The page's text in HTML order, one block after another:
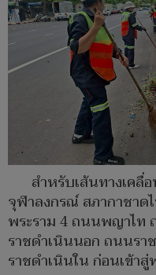
สำหรับเส้นทางเคลื่
จุฬาลงกรณ์ สภากาชา
พระราม 4 ถนนพญาไท
ราชดำเนินนอก ถนนรา
ราชดำเนินใน ก่อนเข้า